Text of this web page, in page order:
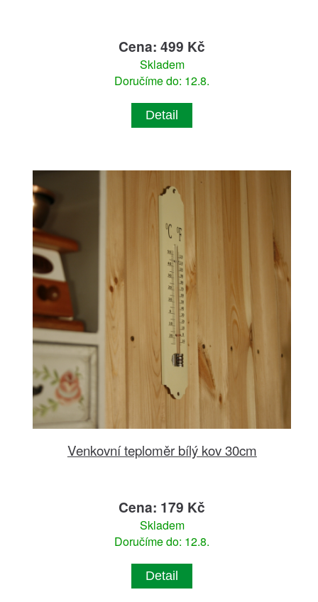
Cena: 499 Kč
Skladem
Doručíme do: 12.8.
Detail
Venkovní teploměr bílý kov 30cm
Cena: 179 Kč
Skladem
Doručíme do: 12.8.
Detail